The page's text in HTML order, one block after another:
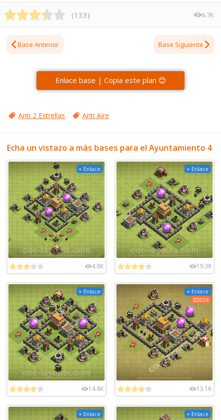
(133) 6.7K
Base Anterior Base Siguiente
Enlace base | Copia este plan 😊
Anti 2 Estrellas Anti Aire
Echa un vistazo a más bases para el Ayuntamiento 4
+ Enlace
4.8K
+ Enlace
19.3K
+ Enlace
14.8K
+ Enlace
2026
13.1K
+ Enlace + Enlace